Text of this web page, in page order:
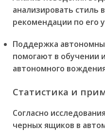
анализировать стиль
рекомендации по его
Поддержка
помогают в обучении
автономного
Статистика и
Согласно
черных ящиков в